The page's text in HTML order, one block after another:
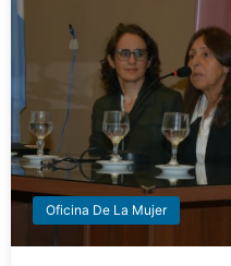
Oficina De La Mujer